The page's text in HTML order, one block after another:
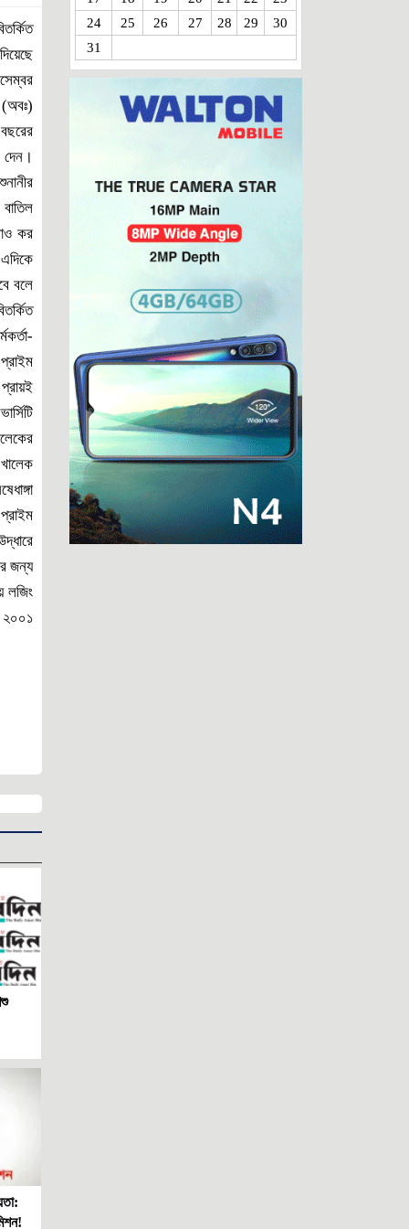
দেন।
কর
বলে
জন্য
লজিং
২০০১
আকিজ গ্রুপের আদ্-দ্বীনে শিশু মৃত্যু এবং কিছু
প্রশ্ন
কোরবানি পশুর হাট: জনস্বার্থ বিরোধী নীতিমালার
পাসপোর্ট অফিসের ঘুষ বাণিজ্য থামছে না কেন?
নৈতিকতার মৃত্যুপুরীতে বাংলাদেশ!
পানির নিচের দুর্নীতি রোধের উপায় কি?
রাষ্ট্রীয় সম্পদ বিক্রির পুরোনো খেলা!
গণতান্ত্রিক পুলিশিং: দরকার প্রযুক্তি,
জবাবদিহিতা ও মানবিকতার সমন্বয়
আরটিএ চুক্তি: গোলামির জিঞ্জির ভেঙে ফেলুন
জিয়া পরিবারকে ধ্বংস করতে চেয়েছিল কারা?
যাকাতের চেয়ে চাঁদাবাজি ভালো: কঠিন পরীক্ষার
মুখে তারেক-বিএনপি
একজন ফরিদা খানম এবং জনপ্রশাসনের
দুষ্টুচক্র
ইরান যুদ্ধে জড়িয়ে বিপাকে ট্রাম্প-আমেরিকা!
জঙ্গি প্রসঙ্গ: সরকারকে বিভ্রান্ত করার কৌশল
নাকি অন্য কিছু?
ট্রাম্পের ওপর হামলা, ইরানের কড়া বার্তা—
বিশ্ব আবার কি যুদ্ধের দিকে?
শান্ত ক্যাম্পাস হঠাৎ উত্তপ্ত হয়ে উঠছে
কেন?
24
25 26 27 28 29
30
31